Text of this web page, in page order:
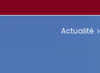
Actualité